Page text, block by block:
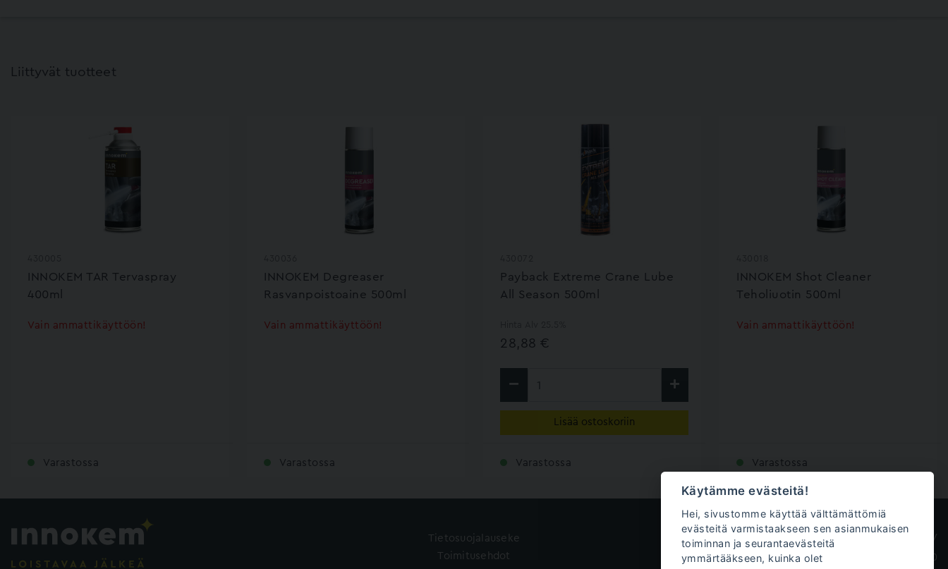
Liittyvät tuotteet
INNOKEM TAR Tervaspray
400ml
Varastossa
Vain ammattikäyttöön!
INNOKEM Degreaser
Rasvanpoistoaine 500ml
Varastossa
Vain ammattikäyttöön!
Payback Extreme Crane Lube
All Season 500ml
Varastossa
28,88 €
Lisää ostoskoriin
INNOKEM Shot Cleaner
Teholiuotin 500ml
Varastossa
Vain ammattikäyttöön!
Tietosuojalauseke
Toimitusehdot
Innokem Oy
Väliköntie 10
Käytämme evästeitä!
Hei, sivustomme käyttää välttämättömiä
evästeitä varmistaakseen sen asianmukaisen
toiminnan ja seurantaevästeitä
ymmärtääkseen, kuinka olet